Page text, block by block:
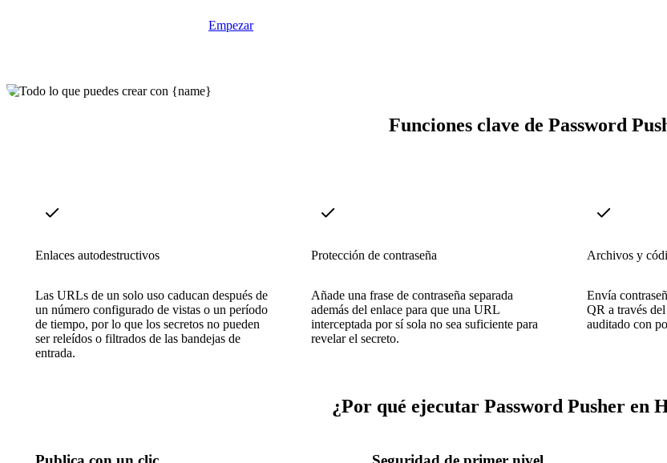
Empezar
Funciones clave de Password
Enlaces autodestructivos
Las URLs de un solo uso caducan después de
un número configurado de vistas o un período
de tiempo, por lo que los secretos no pueden
ser releídos o filtrados de las bandejas de
entrada.
Protección de contraseña
Añade una frase de contraseña separada
además del enlace para que una URL
interceptada por sí sola no sea suficiente para
revelar el secreto.
Archivos y
Envía
QR a través
auditado con
¿Por qué ejecutar Password Pusher en